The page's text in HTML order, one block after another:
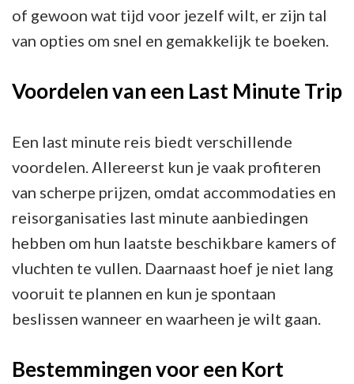
of gewoon wat tijd voor jezelf wilt, er zijn tal
van opties om snel en gemakkelijk te boeken.
Voordelen van een Last Minute Trip
Een last minute reis biedt verschillende
voordelen. Allereerst kun je vaak profiteren
van scherpe prijzen, omdat accommodaties en
reisorganisaties last minute aanbiedingen
hebben om hun laatste beschikbare kamers of
vluchten te vullen. Daarnaast hoef je niet lang
vooruit te plannen en kun je spontaan
beslissen wanneer en waarheen je wilt gaan.
Bestemmingen voor een Kort